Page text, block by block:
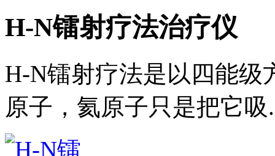
H-N镭射疗法治疗仪
H-N镭射疗法是以四能级
原子，氦原子只是把它吸